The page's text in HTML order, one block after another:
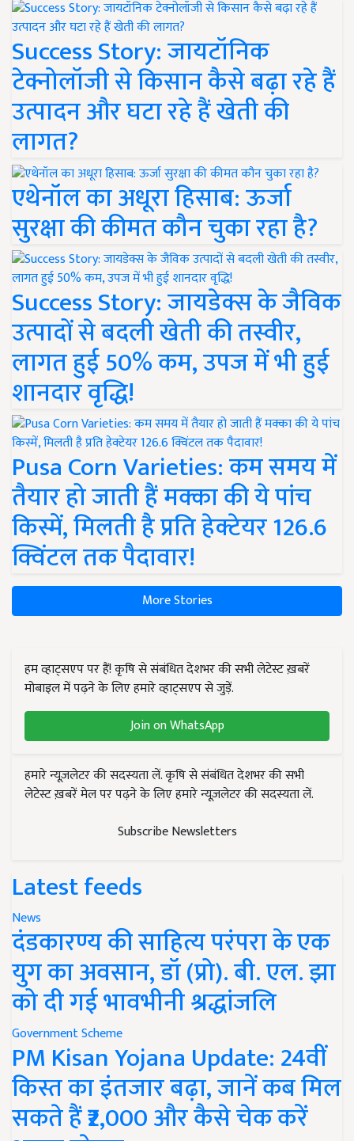
Success Story: जायटॉनिक
टेक्नोलॉजी से किसान कैसे बढ़ा रहे हैं
उत्पादन और घटा रहे हैं खेती की
लागत?
एथेनॉल का अधूरा हिसाब: ऊर्जा
सुरक्षा की कीमत कौन चुका रहा है?
Success Story: जायडेक्स के जैविक
उत्पादों से बदली खेती की तस्वीर,
लागत हुई 50% कम, उपज में भी हुई
शानदार वृद्धि!
Pusa Corn Varieties: कम समय में
तैयार हो जाती हैं मक्का की ये पांच
किस्में, मिलती है प्रति हेक्टेयर 126.6
क्विंटल तक पैदावार!
More Stories
हम व्हाट्सएप पर हैं! कृषि से संबंधित देशभर की सभी लेटेस्ट ख़बरें
मोबाइल में पढ़ने के लिए हमारे व्हाट्सएप से जुड़ें.
Join on WhatsApp
हमारे न्यूज़लेटर की सदस्यता लें. कृषि से संबंधित देशभर की सभी
लेटेस्ट ख़बरें मेल पर पढ़ने के लिए हमारे न्यूज़लेटर की सदस्यता लें.
Subscribe Newsletters
Latest feeds
News
दंडकारण्य की साहित्य परंपरा के एक
युग का अवसान, डॉ (प्रो). बी. एल. झा
को दी गई भावभीनी श्रद्धांजलि
Government Scheme
PM Kisan Yojana Update: 24वीं
किस्त का इंतजार बढ़ा, जानें कब मिल
सकते हैं ₹2,000 और कैसे चेक करें